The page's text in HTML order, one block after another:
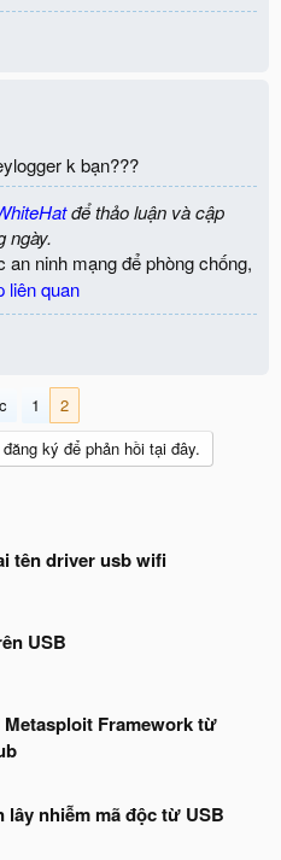
k bạn???
để thảo luận và cập
ngày.
an ninh mạng để phòng chống,
liên quan
1
2
ký để phản hồi tại đây.
tên driver usb wifi
USB
Framework từ
lây nhiễm mã độc từ USB